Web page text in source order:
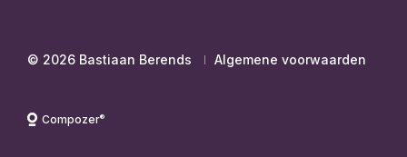
© 2026 Bastiaan Berends Algemene voorwaarden
Compozer®